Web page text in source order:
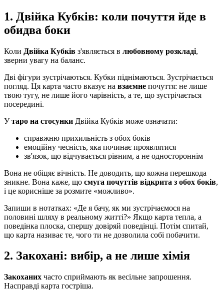
1. Двійка Кубків: коли почуття йде в
обидва боки
Коли Двійка Кубків з'являється в любовному розкладі,
зверни увагу на баланс.
Дві фігури зустрічаються. Кубки піднімаються. Зустрічається
погляд. Ця карта часто вказує на взаємне почуття: не лише
твою тугу, не лише його чарівність, а те, що зустрічається
посередині.
Утаро на стосунки Двійка Кубків може означати:
справжню прихильність з обох боків
емоційну чесність, яка починає проявлятися
зв'язок, що відчувається рівним, а не одностороннім
Вона не обіцяє вічність. Не доводить, що кожна перешкода
зникне. Вона каже, що смуга почуттів відкрита з обох боків,
і це корисніше за розмите «можливо».
Запиши в нотатках: «Де я бачу, як ми зустрічаємося на
половині шляху в реальному житті?» Якщо карта тепла, а
поведінка плоска, спершу довіряй поведінці. Потім спитай,
що карта називає те, чого ти не дозволила собі побачити.
2. Закохані: вибір, а не лише хімія
Закоханих часто сприймають як весільне запрошення.
Насправді карта гостріша.